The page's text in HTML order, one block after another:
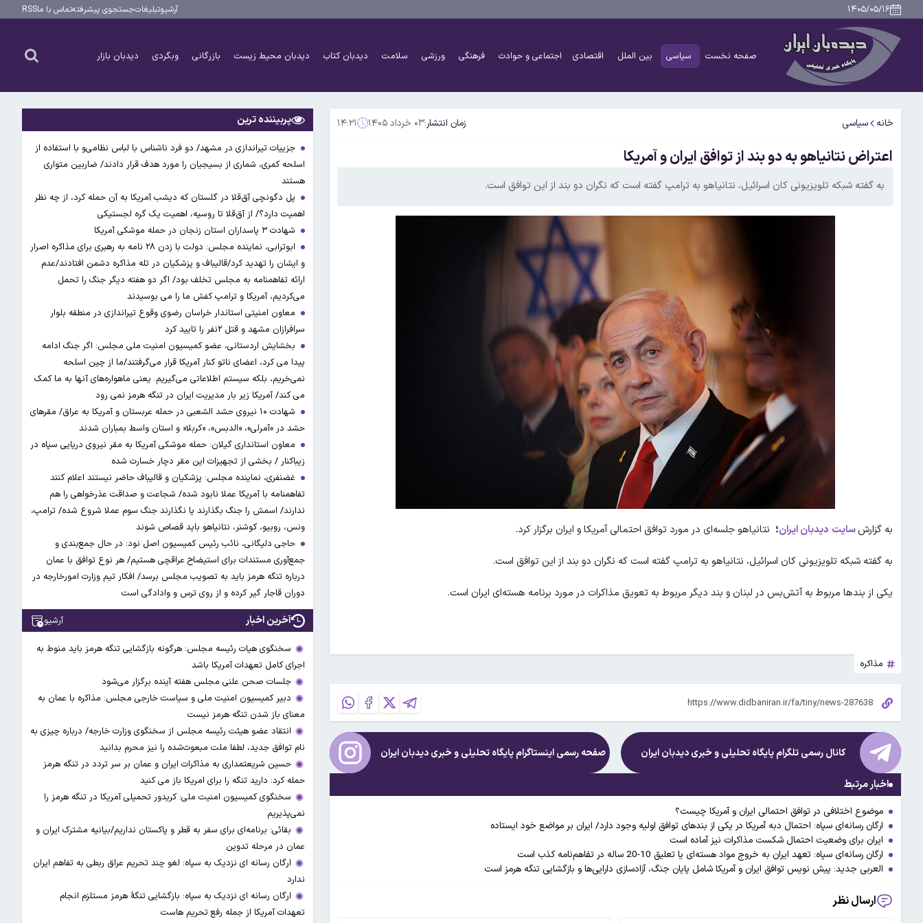
۱۴۰۵/۰۵/۱۶ آرشیوتبلیغاتجستجوی پیشرفتهتماس با ماRSS
صفحه نخست سیاسی بین الملل اقتصادی اجتماعی و حوادث فرهنگی ورزشی سلامت دیدبان کتاب دیدبان محیط زیست بازرگانی وبگردی دیدبان بازار
خانه سیاسی زمان انتشار:۰۳ خرداد ۱۴۰۵ ۱۴:۲۱
اعتراض نتانیاهو به دو بند از توافق ایران و آمریکا
به گفته شبکه تلویزیونی کان اسرائیل، نتانیاهو به ترامپ گفته است که نگران دو بند از این توافق است.
به گزارشسایت دیدبان ایران؛ نتانیاهو جلسه‌ای در مورد توافق احتمالی آمریکا و ایران برگزار کرد.
به گفته شبکه تلویزیونی کان اسرائیل، نتانیاهو به ترامپ گفته است که نگران دو بند از این توافق است.
یکی از بندها مربوط به آتش‌بس در لبنان و بند دیگر مربوط به تعویق مذاکرات در مورد برنامه هسته‌ای ایران است.
مذاکره
کانال رسمی تلگرام پایگاه تحلیلی و خبریدیدبان ایران صفحه رسمی اینستاگرام پایگاه تحلیلی و خبریدیدبان ایران
اخبار مرتبط
موضوع اختلافی در توافق احتمالی ایران و آمریکا چیست؟
ارگان رسانه‌ای سپاه: احتمال دبه آمریکا در یکی از بندهای توافق اولیه وجود دارد/‌ ایران بر مواضع خود ایستاده
ایران برای وضعیت احتمال شکست مذاکرات نیز آماده است
ارگان رسانه‌ای سپاه: تعهد ایران به خروج مواد هسته‌ای یا تعلیق 10-20 ساله در تفاهم‌نامه کذب است
العربی جدید: پیش نویس توافق ایران و آمریکا شامل پایان جنگ، آزادسازی دارایی‌ها و بازگشایی تنگه هرمز است
ارسال نظر
پربیننده ترین
جزییات تیراندازی در مشهد/ دو فرد ناشناس با لباس نظامی‌و با استفاده از
اسلحه کمری، شماری از بسیجیان را مورد هدف قرار دادند/ ضاربین متواری
هستند
پل دگونچی آق‌قلا در گلستان که دیشب آمریکا به آن حمله کرد، از چه نظر
اهمیت دارد؟/ از آق‌قلا تا روسیه، اهمیت یک گره لجستیکی
شهادت ۳ ‌پاسداران استان زنجان در حمله موشکی آمریکا
ابوترابی، نماینده مجلس: دولت با زدن ۲۸ نامه به رهبری برای مذاکره اصرار
و ایشان را تهدید کرد/قالیباف و پزشکیان در تله مذاکره دشمن افتادند/عدم
ارائه تفاهمنامه به مجلس تخلف بود/ اگر دو هفته دیگر جنگ را تحمل
می‌کردیم، آمریکا و ترامپ کفش ما را می بوسیدند
معاون امنیتی استاندار خراسان رضوی وقوع تیراندازی در منطقه بلوار
سرافرازان مشهد و قتل ۲نفر را تایید کرد
بخشایش اردستانی، عضو کمیسیون امنیت ملی مجلس: اگر جنگ ادامه
پیدا می کرد، اعضای ناتو کنار آمریکا قرار می‌گرفتند/ما از چین اسلحه
نمی‌خریم، بلکه سیستم اطلاعاتی می‌گیریم. یعنی ماهواره‌های آنها به ما کمک
می کند/ آمریکا زیر بار مدیریت ایران در تنگه هرمز نمی رود
شهادت ۱۰ نیروی حشد الشعبی در حمله عربستان و آمریکا به عراق/ مقرهای
حشد در »آمرلی»، «الدبس»، «کربلا« و استان واسط بمباران شدند
معاون استانداری گیلان: حمله موشکی آمریکا به مقر نیروی دریایی سپاه در
زیباکنار / بخشی از تجهیزات این مقر دچار خسارت شده
غضنفری، نماینده مجلس: پزشکیان و قالیباف حاضر نیستند اعلام کنند
تفاهمنامه با آمریکا عملا نابود شده/ شجاعت و صداقت عذرخواهی را هم
ندارند/ اسمش را جنگ بگذارند یا نگذارند جنگ سوم عملا شروع شده/ ترامپ،
ونس، روبیو، کوشنر، نتانیاهو باید قصاص شوند
حاجی دلیگانی، نائب رئیس کمیسیون اصل نود: در حال جمع‌بندی و
جمع‌آوری مستندات برای استیضاح عراقچی هستیم/ هر نوع توافق با عمان
درباره تنگه هرمز باید به تصویب مجلس برسد/ افکار تیم وزارت امورخارجه در
دوران قاجار گیر کرده و از روی ترس و وادادگی است
آخرین اخبار آرشیو
سخنگوی هیات رئیسه مجلس: هرگونه بازگشایی تنگه هرمز باید منوط به
اجرای کامل تعهدات آمریکا باشد
جلسات صحن علنی مجلس هفته آینده برگزار می‌شود
دبیر کمیسیون امنیت ملی و سیاست خارجی مجلس: مذاکره با عمان به
معنای باز شدن تنگه هرمز نیست
انتقاد عضو هیئت رئیسه مجلس از سخنگوی وزارت خارجه/ درباره چیزی به
نام توافق جدید، لطفا ملت مبعوث‌شده را نیز محرم بدانید
حسین شریعتمداری به مذاکرات ایران و عمان بر سر تردد در تنگه هرمز
حمله کرد: دارید تنگه را برای امریکا باز می کنید
سخنگوی کمیسیون امنیت ملی: کریدور تحمیلی آمریکا در تنگه هرمز را
نمی‌پذیریم
بقائی: برنامه‌ای برای سفر به قطر و پاکستان نداریم/بیانیه مشترک ایران و
عمان در مرحله تدوین
ارگان رسانه ای نزدیک به سپاه: لغو چند تحریم عراق ربطی به تفاهم ایران
ندارد
ارگان رسانه ای نزدیک به سپاه: بازگشایی تنگۀ هرمز مستلزم انجام
تعهدات آمریکا از جمله رفع تحریم هاست